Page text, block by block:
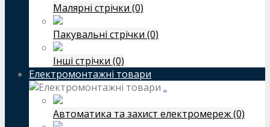
Малярні стрічки (0)
Пакувальні стрічки (0)
Інші стрічки (0)
Електромонтажні товари
..
Автоматика та захист електромереж (0)